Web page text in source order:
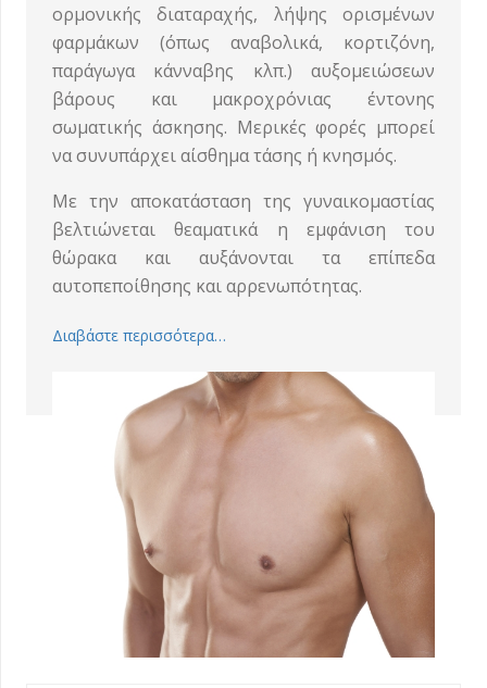
ορμονικής διαταραχής, λήψης ορισμένων
φαρμάκων (όπως αναβολικά, κορτιζόνη,
παράγωγα κάνναβης κλπ.) αυξομειώσεων
βάρους και μακροχρόνιας έντονης
σωματικής άσκησης. Μερικές φορές μπορεί
να συνυπάρχει αίσθημα τάσης ή κνησμός.
Με την αποκατάσταση της γυναικομαστίας
βελτιώνεται θεαματικά η εμφάνιση του
θώρακα και αυξάνονται τα επίπεδα
αυτοπεποίθησης και αρρενωπότητας.
Διαβάστε περισσότερα…